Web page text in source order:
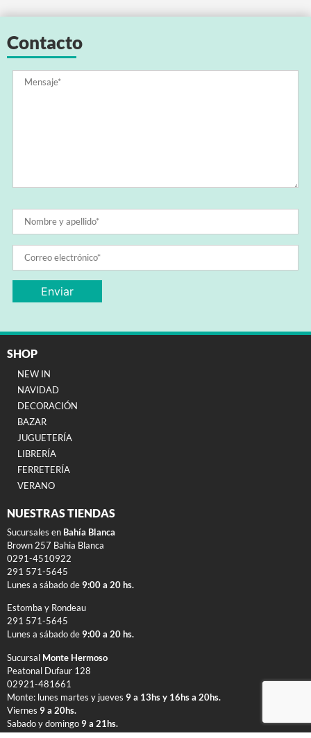
Contacto
SHOP
NEW IN
NAVIDAD
DECORACIÓN
BAZAR
JUGUETERÍA
LIBRERÍA
FERRETERÍA
VERANO
NUESTRAS TIENDAS
Sucursales en Bahía Blanca
Brown 257 Bahia Blanca
0291-4510922
291 571-5645
Lunes a sábado de 9:00 a 20 hs.
Estomba y Rondeau
291 571-5645
Lunes a sábado de 9:00 a 20 hs.
Sucursal Monte Hermoso
Peatonal Dufaur 128
02921-481661
Monte: lunes martes y jueves 9 a 13hs y 16hs a 20hs.
Viernes 9 a 20hs.
Sabado y domingo 9 a 21hs.